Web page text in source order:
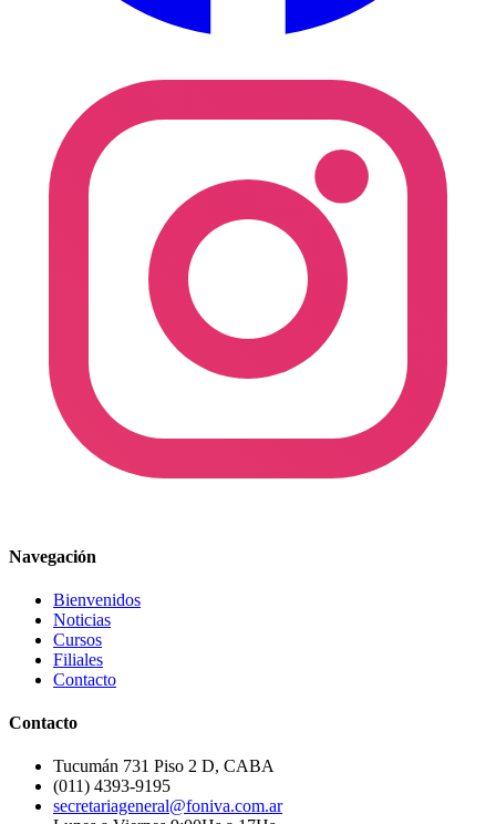
Navegación
Bienvenidos
Noticias
Cursos
Filiales
Contacto
Contacto
Tucumán 731 Piso 2 D, CABA
(011) 4393-9195
secretariageneral@foniva.com.ar